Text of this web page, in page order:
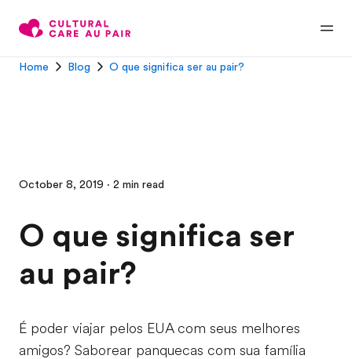
Home Blog O que significa ser au pair?
October 8, 2019 · 2 min read
O que significa ser
au pair?
É poder viajar pelos EUA com seus melhores
amigos? Saborear panquecas com sua família